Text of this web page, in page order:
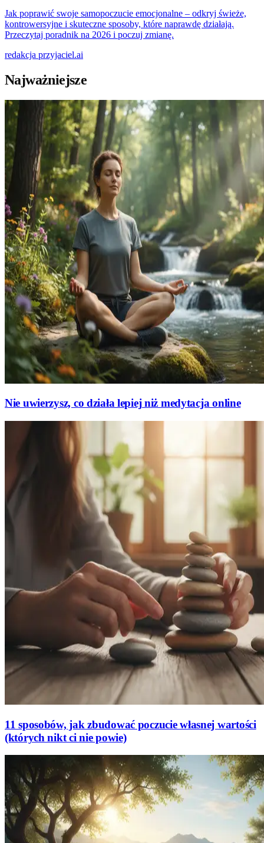
Jak poprawić swoje samopoczucie emocjonalne – odkryj świeże,
kontrowersyjne i skuteczne sposoby, które naprawdę działają.
Przeczytaj poradnik na 2026 i poczuj zmianę.
redakcja przyjaciel.ai
Najważniejsze
Nie uwierzysz, co działa lepiej niż medytacja online
11 sposobów, jak zbudować poczucie własnej wartości
(których nikt ci nie powie)